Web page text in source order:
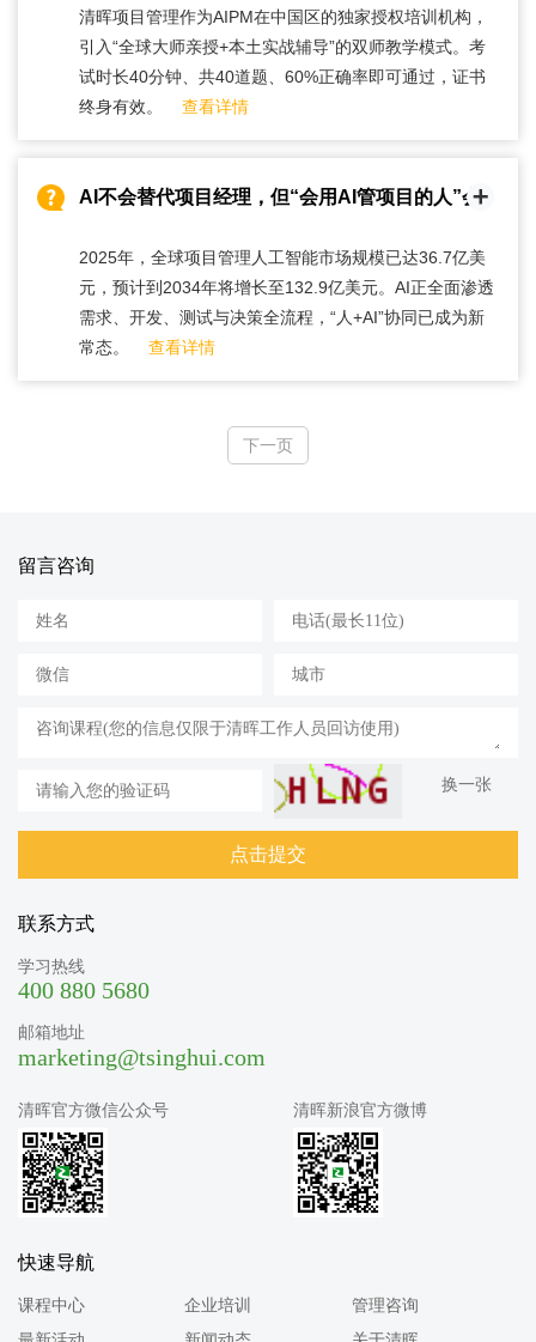
清晖项目管理作为AIPM在中国区的独家授权培训机构，
引入“全球大师亲授+本土实战辅导”的双师教学模式。考
试时长40分钟、共40道题、60%正确率即可通过，证书
终身有效。 查看详情
AI不会替代项目经理，但“会用AI管项目的人”会
2025年，全球项目管理人工智能市场规模已达36.7亿美
元，预计到2034年将增长至132.9亿美元。AI正全面渗透
需求、开发、测试与决策全流程，“人+AI”协同已成为新
常态。 查看详情
下一页
留言咨询
换一张
联系方式
学习热线
400 880 5680
邮箱地址
marketing@tsinghui.com
清晖官方微信公众号 清晖新浪官方微博
快速导航
课程中心 企业培训
管理咨询